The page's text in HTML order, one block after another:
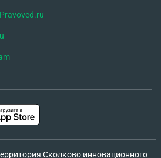
Сколково инновационного